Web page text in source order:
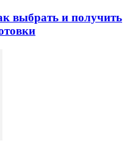
выбрать и получить